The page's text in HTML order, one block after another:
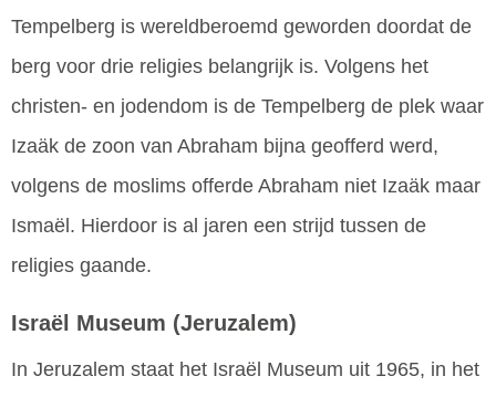
Tempelberg is wereldberoemd geworden doordat de
berg voor drie religies belangrijk is. Volgens het
christen- en jodendom is de Tempelberg de plek waar
Izaäk de zoon van Abraham bijna geofferd werd,
volgens de moslims offerde Abraham niet Izaäk maar
Ismaël. Hierdoor is al jaren een strijd tussen de
religies gaande.
Israël Museum (Jeruzalem)
In Jeruzalem staat het Israël Museum uit 1965, in het